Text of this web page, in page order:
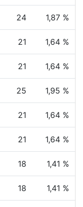
24 1,87 %
21 1,64 %
21 1,64 %
25 1,95 %
21 1,64 %
21 1,64 %
18 1,41 %
18 1,41 %